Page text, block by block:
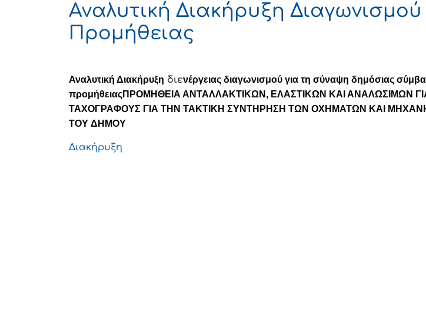
Αναλυτική Διακήρυξη Διαγωνισμού
Προμήθειας
Αναλυτική Διακήρυξη διενέργειας διαγωνισμού για τη σύναψη δημόσιας
προμήθειαςΠΡΟΜΗΘΕΙΑ ΑΝΤΑΛΛΑΚΤΙΚΩΝ, ΕΛΑΣΤΙΚΩΝ ΚΑΙ ΑΝΑΛΩΣΙΜΩΝ
ΤΑΧΟΓΡΑΦΟΥΣ ΓΙΑ ΤΗΝ ΤΑΚΤΙΚΗ ΣΥΝΤΗΡΗΣΗ ΤΩΝ ΟΧΗΜΑΤΩΝ ΚΑΙ
ΤΟΥ ΔΗΜΟΥ
Διακήρυξη